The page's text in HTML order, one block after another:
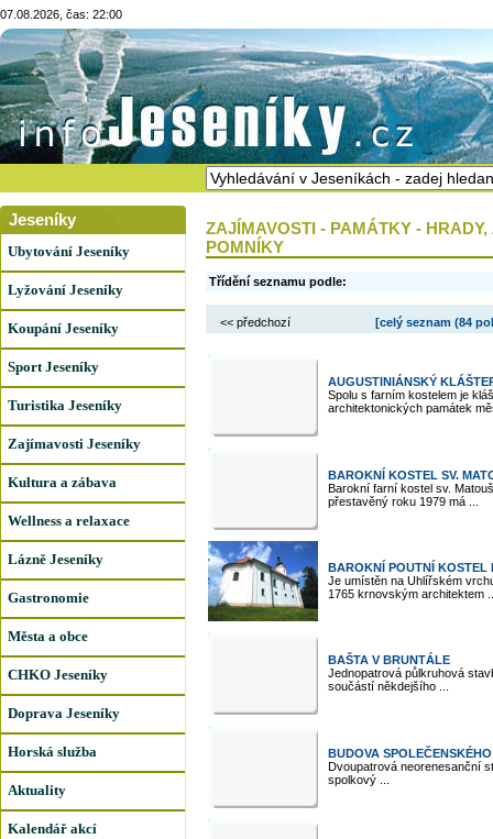
07.08.2026, čas: 22:00
Jeseníky
Ubytování Jeseníky
Lyžování Jeseníky
Koupání Jeseníky
Sport Jeseníky
Turistika Jeseníky
Zajímavosti Jeseníky
Kultura a zábava
Wellness a relaxace
Lázně Jeseníky
Gastronomie
Města a obce
CHKO Jeseníky
Doprava Jeseníky
Horská služba
Aktuality
Kalendář akcí
ZAJÍMAVOSTI - PAMÁTKY -
POMNÍKY
Třídění seznamu podle:
<< předchozí [celý seznam (84
AUGUSTINIÁNSKÝ
Spolu s farním kostelem je
architektonických památek
BAROKNÍ KOSTEL SV.
Barokní farní kostel sv.
přestavěný roku 1979 má ...
BAROKNÍ POUTNÍ KOSTEL
Je umístěn na Uhlířském
1765 krnovským architektem
BAŠTA V BRUNTÁLE
Jednopatrová půlkruhová
součástí někdejšího ...
BUDOVA
Dvoupatrová neorenesanční
spolkový ...